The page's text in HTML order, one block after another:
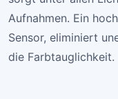
Aufnahmen. Ein
Sensor, eliminiert
die Farbtauglichkeit.